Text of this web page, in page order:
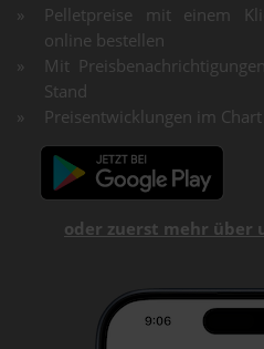
Pelletpreise mit einem
online bestellen
Mit
Stand
Preisentwicklungen im
oder zuerst mehr über